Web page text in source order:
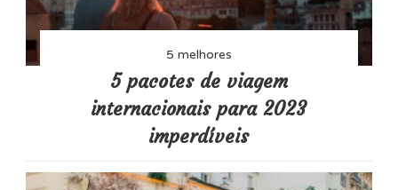
5 melhores
5 pacotes de viagem
internacionais para 2023
imperdíveis